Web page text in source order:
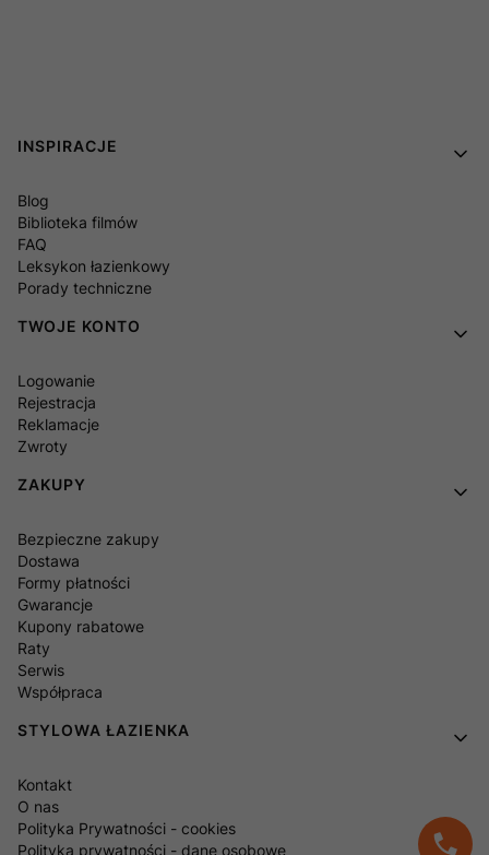
Linki w stopce
INSPIRACJE
Blog
Biblioteka filmów
FAQ
Leksykon łazienkowy
Porady techniczne
TWOJE KONTO
Logowanie
Rejestracja
Reklamacje
Zwroty
ZAKUPY
Bezpieczne zakupy
Dostawa
Formy płatności
Gwarancje
Kupony rabatowe
Raty
Serwis
Współpraca
STYLOWA ŁAZIENKA
Kontakt
O nas
Polityka Prywatności - cookies
Polityka prywatności - dane osobowe